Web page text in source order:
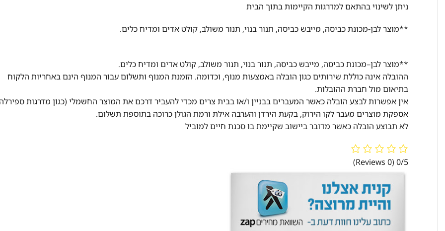
ניתן לשינוי בהתאם למדרגות הקיימות בתוך הבית
**מוצר לבן-מכונת כביסה, מייבש כביסה, תנור בנוי, תנור משולב, קולט אדים ומדיח כלים.
**מוצר לבן–מכונת כביסה, מייבש כביסה, תנור בנוי, תנור משולב, קולט אדים ומדיח כלים.
ההובלה אינה כוללת שירותים כגון הובלה באמצעות מנוף, וכדומה. הזמנת המנוף ותשלום עבור המנוף הינם באחריות הלקוח
בתיאום מול חברת ההובלות.
אין אפשרות לבצע הובלה כאשר המעברים בבניין ו/או בבית צרים מכדי להעביר דרכם את המוצר החשמלי (כגון מדרגות
אספקת מוצרים מעבר לקו הירוק, בקעת הירדן והערבה אילת ורמת הגולן כרוכה בתוספת תשלום.
לא תבוצע הובלה כאשר מדובר ביישוב שקיימת בו סכנת חיים למוביל
0/5
(0 Reviews)